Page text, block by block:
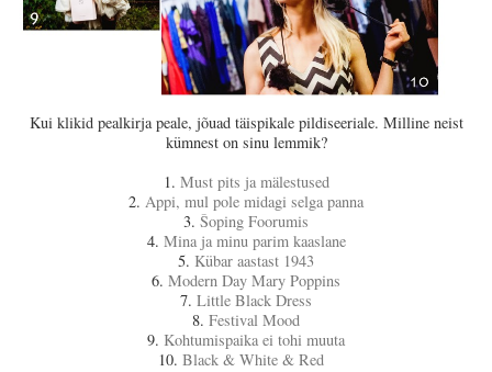
Kui klikid pealkirja peale, jõuad täispikale pildiseeriale. Milline neist
kümnest on sinu lemmik?
1. Must pits ja mälestused
2. Appi, mul pole midagi selga panna
3. Šoping Foorumis
4. Mina ja minu parim kaaslane
5. Kübar aastast 1943
6. Modern Day Mary Poppins
7. Little Black Dress
8. Festival Mood
9. Kohtumispaika ei tohi muuta
10. Black & White & Red